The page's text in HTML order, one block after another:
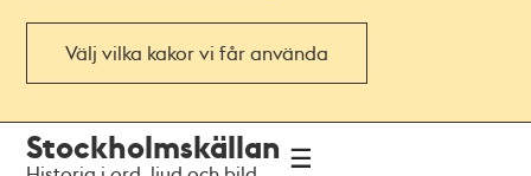
Välj vilka kakor vi får använda
navigationen
huvudinnehållet
Stockholmskällan